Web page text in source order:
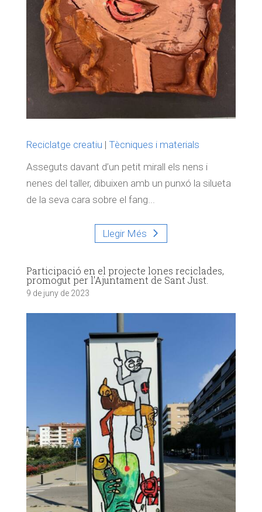
Reciclatge creatiu | Tècniques i materials
Asseguts davant d’un petit mirall els nens i
nenes del taller, dibuixen amb un punxó la silueta
de la seva cara sobre el fang...
Llegir Més
Participació en el projecte lones reciclades,
promogut per l’Ajuntament de Sant Just.
9 de juny de 2023